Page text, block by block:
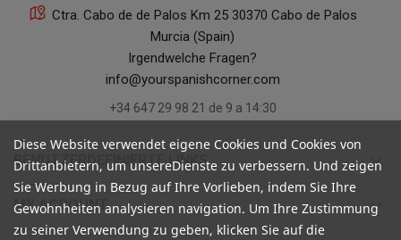
Ctra. Cabo de de Palos Km 25 30370 Cabo de Palos
Murcia (Spain)
Irgendwelche Fragen?
info@yourspanishcorner.com
+34 647 29 98 21 de 9 a 14:30
BENUTZERDEFINIERTE LINKS keyboard_arrow_down
MY ACCOUNT keyboard_arrow_down
Diese Website verwendet eigene Cookies und Cookies von
Drittanbietern, um unsereDienste zu verbessern. Und zeigen
Sie Werbung in Bezug auf Ihre Vorlieben, indem Sie Ihre
Gewohnheiten analysieren navigation. Um Ihre Zustimmung
zu seiner Verwendung zu geben, klicken Sie auf die